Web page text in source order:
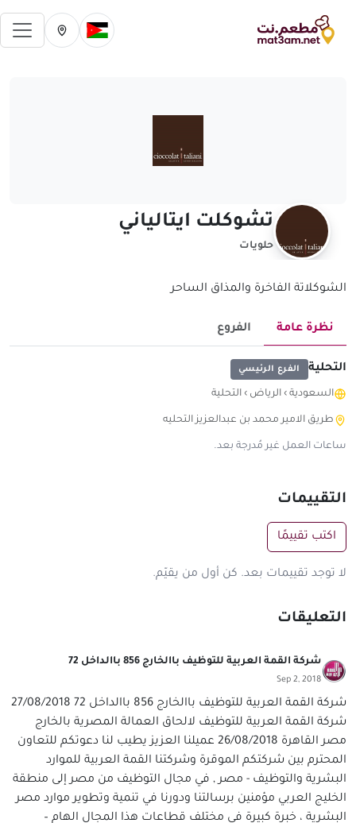
تغيير الدولة الحالية
تغيير المدينة
تشوكلت ايتالياني
حلويات
الشوكلاتة الفاخرة والمذاق الساحر
نظرة عامة الفروع
التحلية الفرع الرئيسي
السعودية › الرياض › التحلية
طريق الامير محمد بن عبدالعزيز التحليه
ساعات العمل غير مُدرجة بعد.
التقييمات
اكتب تقييمًا
لا توجد تقييمات بعد. كن أول من يقيّم.
التعليقات
شركة القمة العربية للتوظيف باالخارج 856 باالداخل 72
Sep 2, 2018
شركة القمة العربية للتوظيف باالخارج 856 باالداخل 72 27/08/2018
شركة القمة العربية للتوظيف لالحاق العمالة المصرية بالخارج
مصر القاهرة 26/08/2018 عميلنا العزيز يطيب لنا دعوتكم للتعاون
المحترم بين شركتكم الموقرة وشركتنا القمة العربية للموارد
البشرية والتوظيف - مصر , في مجال التوظيف من مصر إلى منطقة
الخليج العربي مؤمنين برسالتنا ودورنا في تنمية وتطوير موارد مصر
البشرية ، خبرة كبيرة في مختلف قطاعات هذا المجال الهام –